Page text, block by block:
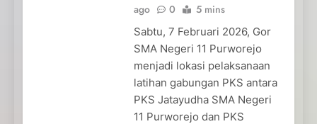
ago
0 5 mins
Sabtu, 7 Februari 2026, Gor
SMA Negeri 11 Purworejo
menjadi lokasi pelaksanaan
latihan gabungan PKS antara
PKS Jatayudha SMA Negeri
11 Purworejo dan PKS